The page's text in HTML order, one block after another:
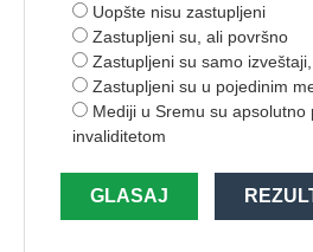
Uopšte nisu zastupljeni
Zastupljeni su, ali površno
Zastupljeni su samo
Zastupljeni su u pojedinim
Mediji u Sremu su apsolutno
invaliditetom
GLASAJ